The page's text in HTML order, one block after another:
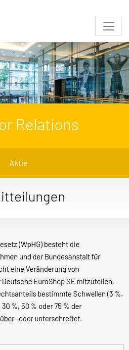
Relations
Aktie
(WpHG) besteht die
und der Bundesanstalt für
eine Veränderung von
EuroShop SE mitzuteilen,
bestimmte Schwellen (3 %,
30 %, 50 % oder 75 % der
oder unterschreitet.